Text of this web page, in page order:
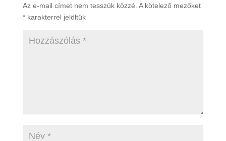
Az e-mail címet nem tesszük közzé. A kötelező mezőket
*karakterrel jelöltük